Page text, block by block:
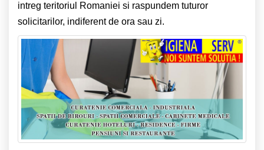
intreg teritoriul Romaniei si raspundem tuturor
solicitarilor, indiferent de ora sau zi.